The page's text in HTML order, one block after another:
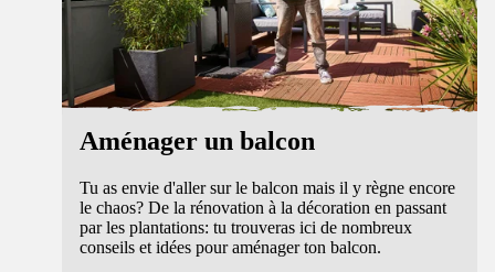
Aménager un balcon
Tu as envie d'aller sur le balcon mais il y règne encore
le chaos? De la rénovation à la décoration en passant
par les plantations: tu trouveras ici de nombreux
conseils et idées pour aménager ton balcon.